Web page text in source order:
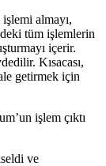
almayı,
tüm işlemlerin
içerir.
Kısacası,
getirmek için
işlem çıktı
ve